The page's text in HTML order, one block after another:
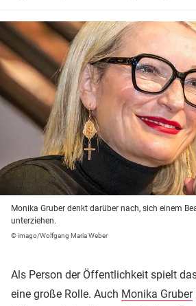
Monika Gruber denkt darüber nach, sich einem
unterziehen.
© imago/Wolfgang Maria Weber
Als Person der Öffentlichkeit spielt
eine große Rolle. Auch Monika Gruber